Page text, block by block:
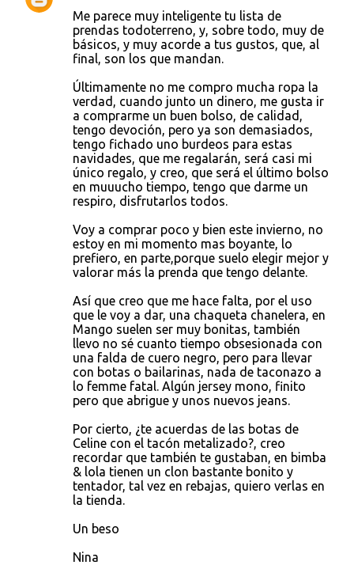
s
Me parece muy inteligente tu lista de
prendas todoterreno, y, sobre todo, muy de
básicos, y muy acorde a tus gustos, que, al
final, son los que mandan.
Últimamente no me compro mucha ropa la
verdad, cuando junto un dinero, me gusta ir
a comprarme un buen bolso, de calidad,
tengo devoción, pero ya son demasiados,
tengo fichado uno burdeos para estas
navidades, que me regalarán, será casi mi
único regalo, y creo, que será el último bolso
en muuucho tiempo, tengo que darme un
respiro, disfrutarlos todos.
Voy a comprar poco y bien este invierno, no
estoy en mi momento mas boyante, lo
prefiero, en parte,porque suelo elegir mejor y
valorar más la prenda que tengo delante.
Así que creo que me hace falta, por el uso
que le voy a dar, una chaqueta chanelera, en
Mango suelen ser muy bonitas, también
llevo no sé cuanto tiempo obsesionada con
una falda de cuero negro, pero para llevar
con botas o bailarinas, nada de taconazo a
lo femme fatal. Algún jersey mono, finito
pero que abrigue y unos nuevos jeans.
Por cierto, ¿te acuerdas de las botas de
Celine con el tacón metalizado?, creo
recordar que también te gustaban, en bimba
& lola tienen un clon bastante bonito y
tentador, tal vez en rebajas, quiero verlas en
la tienda.
Un beso
Nina